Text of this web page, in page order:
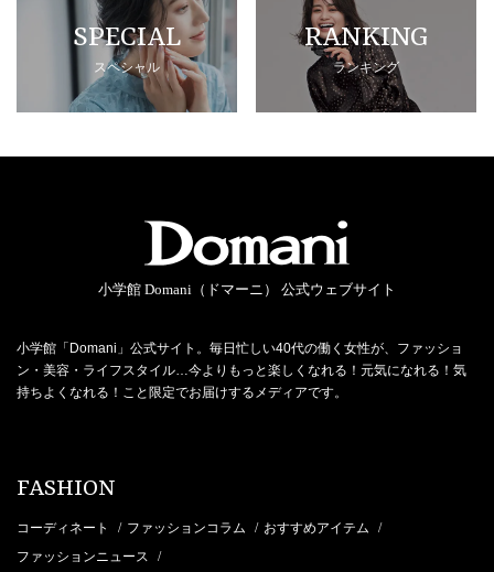
SPECIAL
スペシャル
RANKING
ランキング
小学館 Domani（ドマーニ） 公式ウェブサイト
小学館「Domani」公式サイト。毎日忙しい40代の働く女性が、ファッショ
ン・美容・ライフスタイル…今よりもっと楽しくなれる！元気になれる！気
持ちよくなれる！こと限定でお届けするメディアです。
FASHION
コーディネート / ファッションコラム / おすすめアイテム /
ファッションニュース /